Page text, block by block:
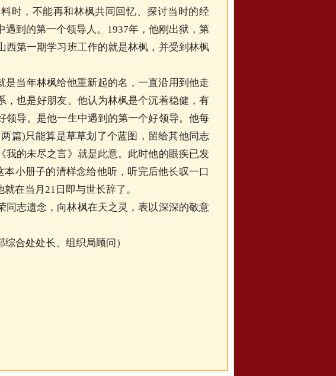
时，不能再和林枫共同回忆、探讨当时的经
到的第一个领导人。1937年，他刚出狱，第
西第一期学习班工作的就是林枫，并受到林枫
当年林枫给他重新起的名，一直沿用到他走
，也是好朋友。他认为林枫是个沉着稳健，有
领导。是他一生中遇到的第一个好领导。他每
篇)只能算是草草划了个蓝图，留给其他同志
我的未尽之言》就是此意。此时他的眼疾已发
小册子的清样念给他听，听完后他长叹一口
在当月21日即与世长辞了。
志遗念，向林枫在天之灵，表以深深的敬意
综合处处长、组织局顾问）